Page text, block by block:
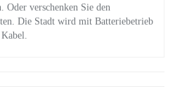
Oder verschenken Sie den
Die Stadt wird mit Batteriebetrieb